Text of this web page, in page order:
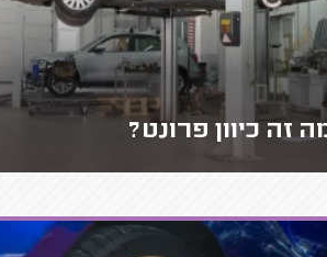
זה כיוון פרונט?